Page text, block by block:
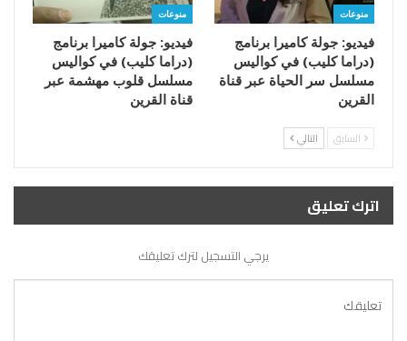
منوعات
فيديو: جولة كاميرا برنامج
(دراما كليب) في كواليس
مسلسل سر الحياة عبر قناة
القرين
منوعات
فيديو: جولة كاميرا برنامج
(دراما كليب) في كواليس
مسلسل قلوب مهشمة عبر
قناة القرين
السابق التالي
اترك تعليق
يرجي التسجيل لترك تعليقك